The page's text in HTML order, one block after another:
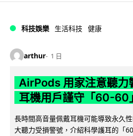
科技娛樂 生活科技 健康
arthur 1 日
AirPods 用家注意聽力
耳機用戶謹守「60-60
長時間高音量佩戴耳機可能導致永久
大聽力受損警號，介紹科學護耳的「